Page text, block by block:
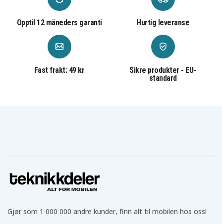
Opptil 12 måneders garanti Hurtig leveranse
Fast frakt: 49 kr
Sikre produkter - EU-
standard
Gjør som 1 000 000 andre kunder, finn alt til mobilen hos oss!